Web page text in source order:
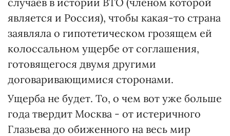
является и Россия), чтобы какая-то страна
заявляла о гипотетическом грозящем ей
колоссальном ущербе от соглашения,
готовящегося двумя другими
договаривающимися сторонами.
Ущерба не будет. То, о чем вот уже больше
года твердит Москва - от истеричного
Глазьева до обиженного на весь мир